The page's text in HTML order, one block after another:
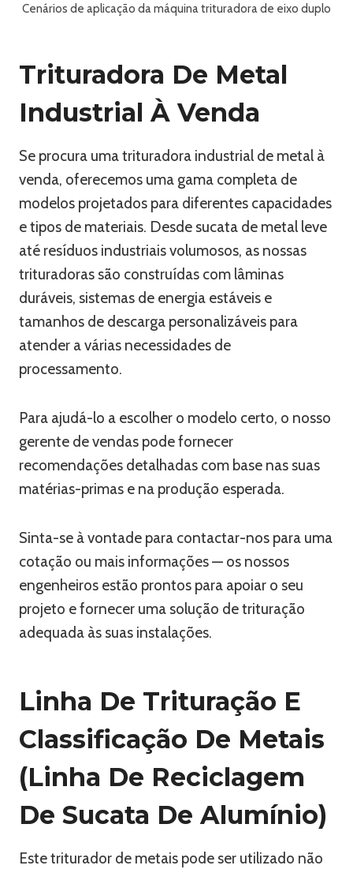
Cenários de aplicação da máquina trituradora de eixo duplo
Trituradora De Metal
Industrial À Venda
Se procura uma trituradora industrial de metal à
venda, oferecemos uma gama completa de
modelos projetados para diferentes capacidades
e tipos de materiais. Desde sucata de metal leve
até resíduos industriais volumosos, as nossas
trituradoras são construídas com lâminas
duráveis, sistemas de energia estáveis e
tamanhos de descarga personalizáveis para
atender a várias necessidades de
processamento.
Para ajudá-lo a escolher o modelo certo, o nosso
gerente de vendas pode fornecer
recomendações detalhadas com base nas suas
matérias-primas e na produção esperada.
Sinta-se à vontade para contactar-nos para uma
cotação ou mais informações — os nossos
engenheiros estão prontos para apoiar o seu
projeto e fornecer uma solução de trituração
adequada às suas instalações.
Linha De Trituração E
Classificação De Metais
(Linha De Reciclagem
De Sucata De Alumínio)
Este triturador de metais pode ser utilizado não